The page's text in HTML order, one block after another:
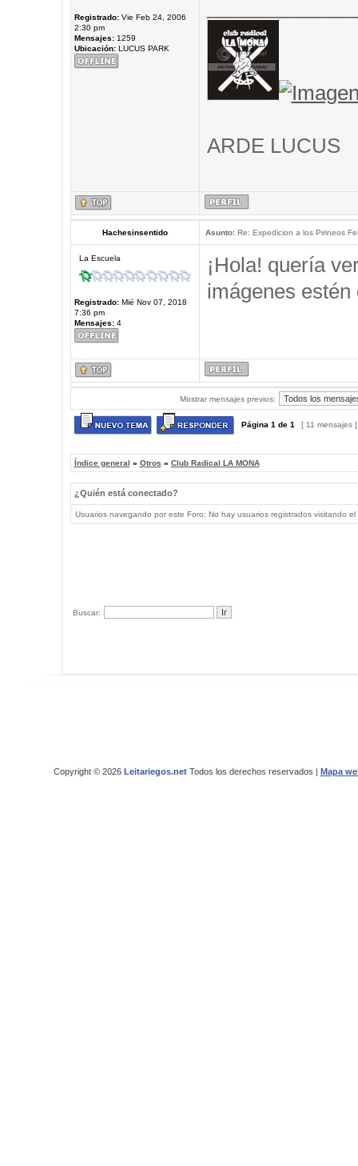
Registrado:Vie Feb 24, 2006
2:30 pm
Mensajes:1259
Ubicación:LUCUS PARK
ARDE LUCUS
Hachesinsentido Asunto:Re: Expedicion a los Pirineos
La Escuela
Registrado:Mié Nov 07, 2018
7:36 pm
Mensajes:4
¡Hola! quería
imágenes
Mostrar mensajes previos:
Página 1 de 1 [ 11 mensajes
Índice general » Otros » Club Radical LA MONA
¿Quién está conectado?
Usuarios navegando por este Foro: No hay usuarios registrados visitando
Buscar:
Copyright © 2026 Leitariegos.netTodos los derechos reservados | Mapa